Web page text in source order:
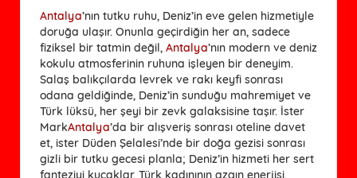
Antalya’nın tutku ruhu, Deniz’in eve gelen hizmetiyle
doruğa ulaşır. Onunla geçirdiğin her an, sadece
fiziksel bir tatmin değil, Antalya’nın modern ve deniz
kokulu atmosferinin ruhuna işleyen bir deneyim.
Salaş balıkçılarda levrek ve rakı keyfi sonrası
odana geldiğinde, Deniz’in sunduğu mahremiyet ve
Türk lüksü, her şeyi bir zevk galaksisine taşır. İster
MarkAntalya’da bir alışveriş sonrası oteline davet
et, ister Düden Şelalesi’nde bir doğa gezisi sonrası
gizli bir tutku gecesi planla; Deniz’in hizmeti her sert
fanteziyi kucaklar. Türk kadınının azgın enerjisi,